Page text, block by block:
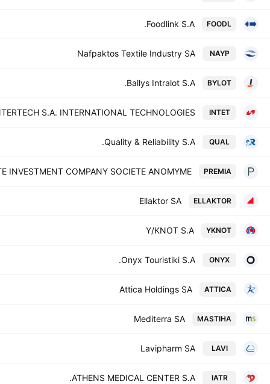
FOODL
Foodlink S.A.
NAYP
Nafpaktos Textile Industry SA
BYLOT
Ballys Intralot S.A.
INTET
S.A. INTERNATIONAL TECHNOLOGIES
QUAL
Quality & Reliability S.A.
PREMIA
INVESTMENT COMPANY SOCIETE ANOMYME
ELLAKTOR
Ellaktor SA
YKNOT
Y/KNOT S.A
ONYX
Onyx Touristiki S.A.
ATTICA
Attica Holdings SA
MASTIHA
Mediterra SA
LAVI
Lavipharm SA
IATR
ATHENS MEDICAL CENTER S.A.